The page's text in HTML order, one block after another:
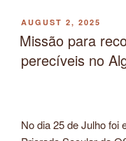
POSTED
ON
AUGUST 2, 2025
Missão para
perecíveis no
No dia 25 de Julho foi